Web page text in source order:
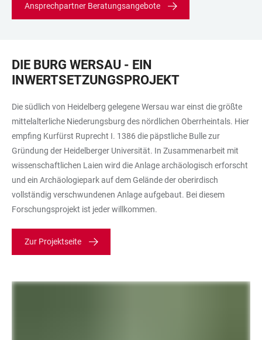
Ansprechpartner Beratungsangebote
DIE BURG WERSAU - EIN
INWERTSETZUNGSPROJEKT
Die südlich von Heidelberg gelegene Wersau war einst die größte
mittelalterliche Niederungsburg des nördlichen Oberrheintals. Hier
empfing Kurfürst Ruprecht I. 1386 die päpstliche Bulle zur
Gründung der Heidelberger Universität. In Zusammenarbeit mit
wissenschaftlichen Laien wird die Anlage archäologisch erforscht
und ein Archäologiepark auf dem Gelände der oberirdisch
vollständig verschwundenen Anlage aufgebaut. Bei diesem
Forschungsprojekt ist jeder willkommen.
Zur Projektseite